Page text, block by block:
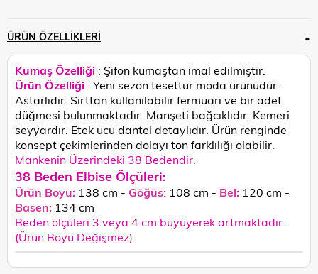
ÜRÜN ÖZELLIKLERI
Kumaş Özelliği : Şifon kumaştan imal edilmiştir.
Ürün Özelliği : Yeni sezon tesettür moda ürünüdür.
Astarlıdır. Sırttan kullanılabilir fermuarı ve bir adet
düğmesi bulunmaktadır. Manşeti bağcıklıdır. Kemeri
seyyardır. Etek ucu dantel detaylıdır. Ürün renginde
konsept çekimlerinden dolayı ton farklılığı olabilir.
Mankenin Üzerindeki 38 Bedendir.
38 Beden Elbise Ölçüleri:
Ürün Boyu: 138 cm - Göğüs: 108 cm - Bel: 120 cm -
Basen: 134 cm
Beden ölçüleri 3 veya 4 cm büyüyerek artmaktadır.
(Ürün Boyu Değişmez)